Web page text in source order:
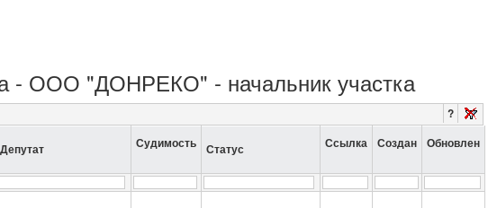
- ООО "ДОНРЕКО" - начальник участка
?
Депутат Судимость Статус Ссылка Создан Обновлен